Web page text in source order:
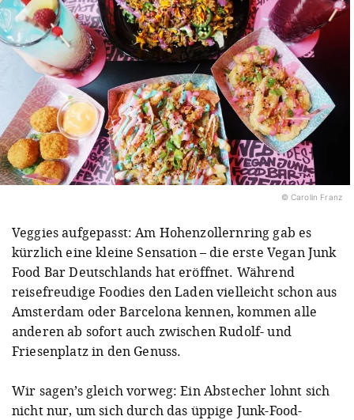
© Carolin Franz
Veggies aufgepasst: Am Hohenzollernring gab es
kürzlich eine kleine Sensation – die erste Vegan Junk
Food Bar Deutschlands hat eröffnet. Während
reisefreudige Foodies den Laden vielleicht schon aus
Amsterdam oder Barcelona kennen, kommen alle
anderen ab sofort auch zwischen Rudolf- und
Friesenplatz in den Genuss.
Wir sagen’s gleich vorweg: Ein Abstecher lohnt sich
nicht nur, um sich durch das üppige Junk-Food-